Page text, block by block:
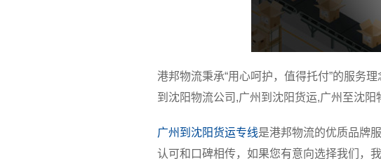
港邦物流秉承“用心呵护，值得托付”的服务
到沈阳物流公司,广州到沈阳货运,广州至沈阳
广州到沈阳货运专线是港邦物流的优质品牌
认可和口碑相传，如果您有意向选择我们，